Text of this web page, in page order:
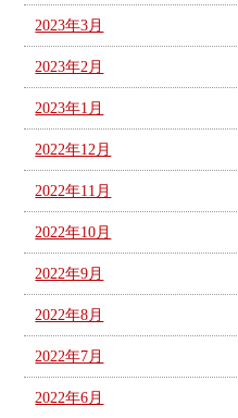
2023年3月
2023年2月
2023年1月
2022年12月
2022年11月
2022年10月
2022年9月
2022年8月
2022年7月
2022年6月